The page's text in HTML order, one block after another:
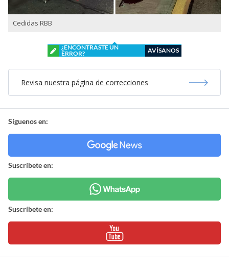
Cedidas RBB
¿ENCONTRASTE UN
ERROR?
AVÍSANOS
Revisa nuestra página de correcciones
Síguenos en:
Suscríbete en:
Suscríbete en: